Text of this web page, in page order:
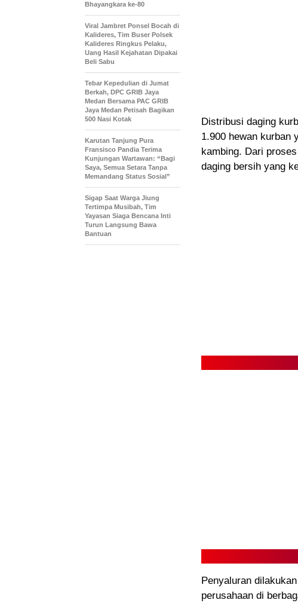
Distribusi daging
1.900 hewan kurban
kambing. Dari
daging bersih yang
Penyaluran
perusahaan di
Bhayangkara ke-80
Viral Jambret Ponsel Bocah di
Kalideres, Tim Buser Polsek
Kalideres Ringkus Pelaku,
Uang Hasil Kejahatan Dipakai
Beli Sabu
Tebar Kepedulian di Jumat
Berkah, DPC GRIB Jaya
Medan Bersama PAC GRIB
Jaya Medan Petisah Bagikan
500 Nasi Kotak
Karutan Tanjung Pura
Fransisco Pandia Terima
Kunjungan Wartawan: “Bagi
Saya, Semua Setara Tanpa
Memandang Status Sosial”
Sigap Saat Warga Jiung
Tertimpa Musibah, Tim
Yayasan Siaga Bencana Inti
Turun Langsung Bawa
Bantuan